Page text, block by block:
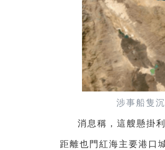
涉事船隻
消息稱，這艘懸掛
距離也門紅海主要港口